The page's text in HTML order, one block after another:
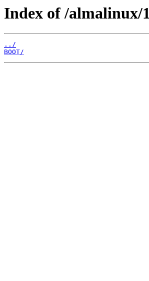
Index of /almalinux/
../
BOOT/